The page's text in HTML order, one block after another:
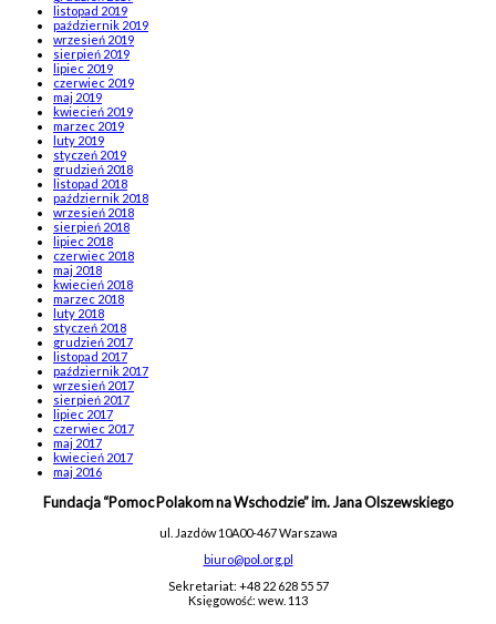
listopad 2019
październik 2019
wrzesień 2019
sierpień 2019
lipiec 2019
czerwiec 2019
maj 2019
kwiecień 2019
marzec 2019
luty 2019
styczeń 2019
grudzień 2018
listopad 2018
październik 2018
wrzesień 2018
sierpień 2018
lipiec 2018
czerwiec 2018
maj 2018
kwiecień 2018
marzec 2018
luty 2018
styczeń 2018
grudzień 2017
listopad 2017
październik 2017
wrzesień 2017
sierpień 2017
lipiec 2017
czerwiec 2017
maj 2017
kwiecień 2017
maj 2016
Fundacja “Pomoc Polakom na Wschodzie” im. Jana Olszewskiego
ul. Jazdów 10A00-467 Warszawa
biuro@pol.org.pl
Sekretariat: +48 22 628 55 57
Księgowość: wew. 113